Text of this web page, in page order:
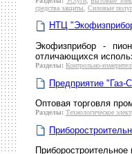
средства защиты
Силовые
НТЦ
Экофизприбор -
отличающихся
Разделы: Контрольно-
Предприятие "Газ-
Оптовая торговля
Разделы: Технологическое